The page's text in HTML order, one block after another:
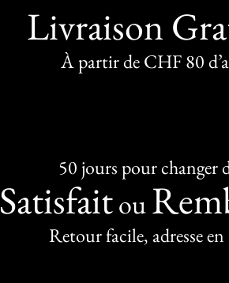
Livraison
À partir de CHF 80
50 jours pour changer
Satisfaitou
Retour facile, adresse en